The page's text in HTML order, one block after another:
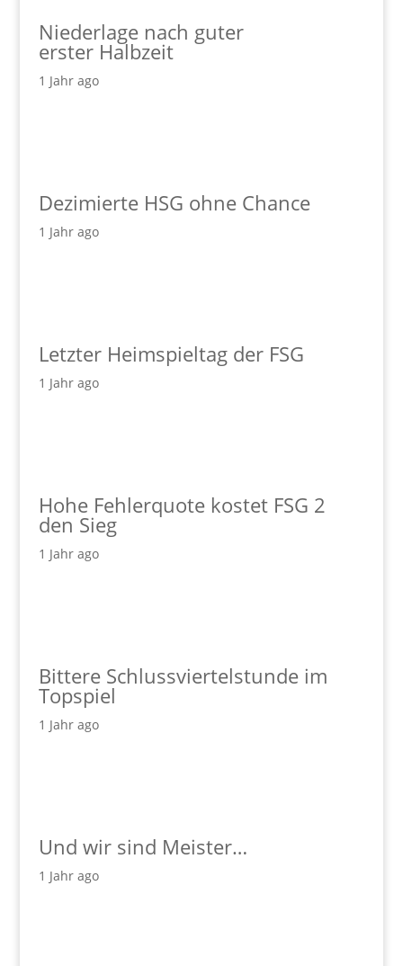
Niederlage nach guter
erster Halbzeit
1 Jahr ago
Dezimierte HSG ohne Chance
1 Jahr ago
Letzter Heimspieltag der FSG
1 Jahr ago
Hohe Fehlerquote kostet FSG 2
den Sieg
1 Jahr ago
Bittere Schlussviertelstunde im
Topspiel
1 Jahr ago
Und wir sind Meister…
1 Jahr ago